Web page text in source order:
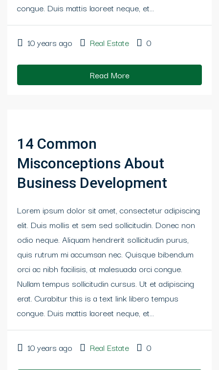
congue. Duis mattis laoreet neque, et...
10 years ago Real Estate 0
Read More
14 Common
Misconceptions About
Business Development
Lorem ipsum dolor sit amet, consectetur adipiscing
elit. Duis mollis et sem sed sollicitudin. Donec non
odio neque. Aliquam hendrerit sollicitudin purus,
quis rutrum mi accumsan nec. Quisque bibendum
orci ac nibh facilisis, at malesuada orci congue.
Nullam tempus sollicitudin cursus. Ut et adipiscing
erat. Curabitur this is a text link libero tempus
congue. Duis mattis laoreet neque, et...
10 years ago Real Estate 0